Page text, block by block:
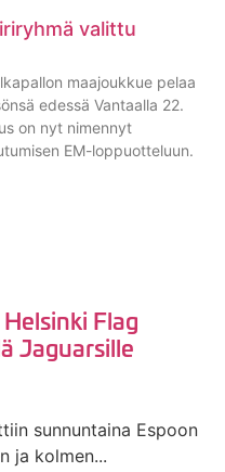
valittu
maajoukkue pelaa
edessä Vantaalla 22.
on nyt nimennyt
EM-loppuotteluun.
Flag
Jaguarsille
sunnuntaina Espoon
ja kolmen...